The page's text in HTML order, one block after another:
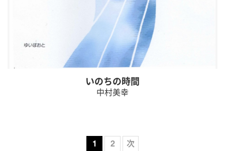
いのちの時間
中村美幸
1 2 次